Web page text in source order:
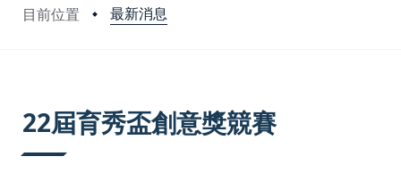
目前位置 最新消息
22屆育秀盃創意獎競賽